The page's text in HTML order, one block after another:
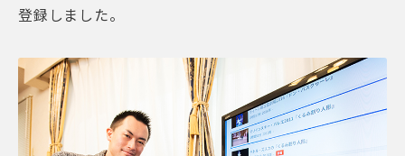
登録しました。